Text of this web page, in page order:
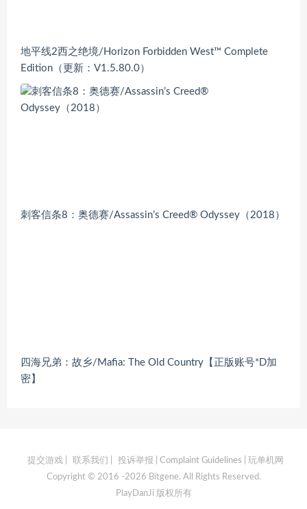
地平线2西之绝境/Horizon Forbidden West™ Complete
Edition（更新：V1.5.80.0）
刺客信条8：奥德赛/Assassin’s Creed® Odyssey（2018）
四海兄弟：故乡/Mafia: The Old Country【正版账号*D加
密】
提交游戏| 联系我们 投诉举报 | Complaint Guidelines | 玩单机网
Copyright © 2016 -2026 Bitgene. All Rights Reserved.
PlayDanJi 版权所有